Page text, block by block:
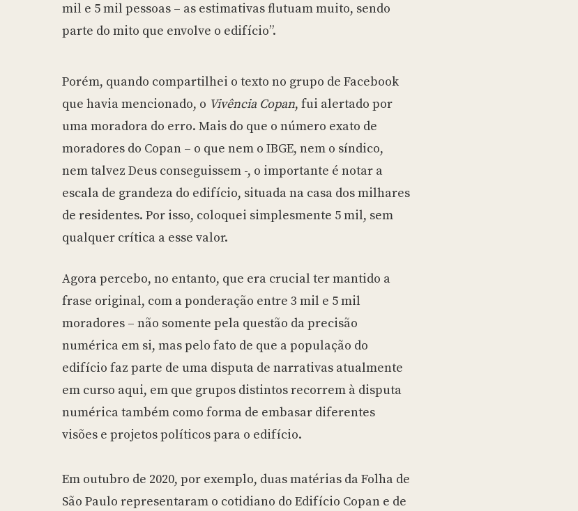
mil e 5 mil pessoas – as estimativas flutuam muito, sendo
parte do mito que envolve o edifício”.
Porém, quando compartilhei o texto no grupo de Facebook
que havia mencionado, o Vivência Copan, fui alertado por
uma moradora do erro. Mais do que o número exato de
moradores do Copan – o que nem o IBGE, nem o síndico,
nem talvez Deus conseguissem -, o importante é notar a
escala de grandeza do edifício, situada na casa dos milhares
de residentes. Por isso, coloquei simplesmente 5 mil, sem
qualquer crítica a esse valor.
Agora percebo, no entanto, que era crucial ter mantido a
frase original, com a ponderação entre 3 mil e 5 mil
moradores – não somente pela questão da precisão
numérica em si, mas pelo fato de que a população do
edifício faz parte de uma disputa de narrativas atualmente
em curso aqui, em que grupos distintos recorrem à disputa
numérica também como forma de embasar diferentes
visões e projetos políticos para o edifício.
Em outubro de 2020, por exemplo, duas matérias da Folha de
São Paulo representaram o cotidiano do Edifício Copan e de